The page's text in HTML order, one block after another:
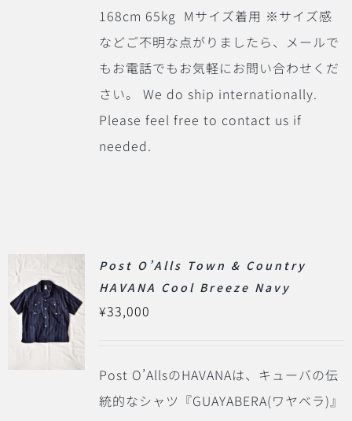
168cm 65kg Mサイズ着用 ※サイズ感
などご不明な点がりましたら、メールで
もお電話でもお気軽にお問い合わせくだ
さい。 We do ship internationally.
Please feel free to contact us if
needed.
Post O’Alls Town & Country
HAVANA Cool Breeze Navy
¥33,000
Post O’AllsのHAVANAは、キューバの伝
統的なシャツ『GUAYABERA(ワヤベラ)』